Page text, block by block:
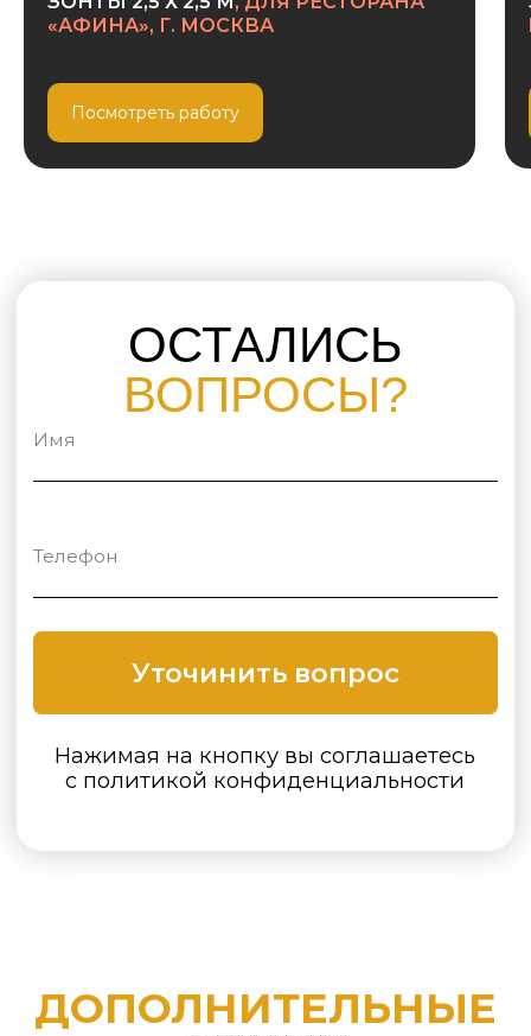
«АФИНА», Г. МОСКВА
Посмотреть работу
Водоотводныерукава
узел
RAL
Пошив тентов
телескопические
стойки